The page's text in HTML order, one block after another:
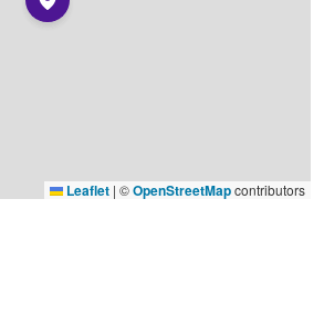
Leaflet | ©OpenStreetMapcontributors